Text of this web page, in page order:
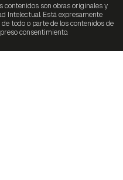
son obras originales y
Intelectual. Está expresamente
todo o parte de los contenidos de
consentimiento.